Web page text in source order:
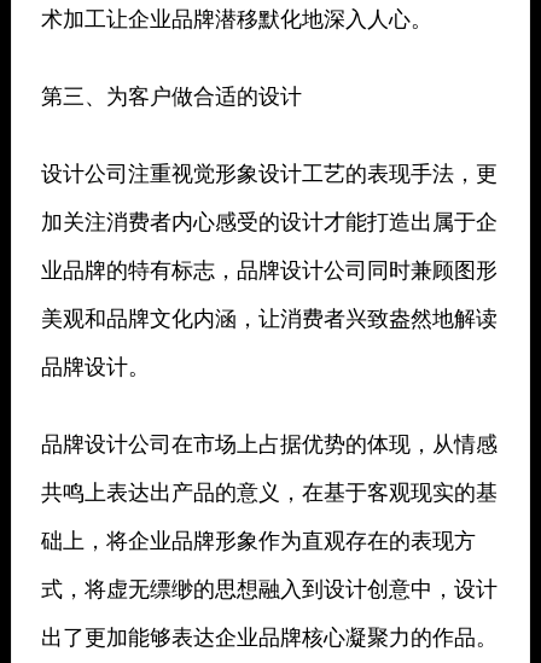
术加工让企业品牌潜移默化地深入人心。
第三、为客户做合适的设计
设计公司注重视觉形象设计工艺的表现手法，更
加关注消费者内心感受的设计才能打造出属于企
业品牌的特有标志，品牌设计公司同时兼顾图形
美观和品牌文化内涵，让消费者兴致盎然地解读
品牌设计。
品牌设计公司在市场上占据优势的体现，从情感
共鸣上表达出产品的意义，在基于客观现实的基
础上，将企业品牌形象作为直观存在的表现方
式，将虚无缥缈的思想融入到设计创意中，设计
出了更加能够表达企业品牌核心凝聚力的作品。